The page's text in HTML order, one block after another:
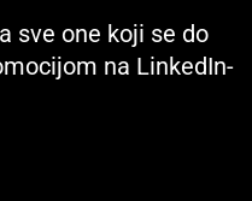
sve one koji se do
na LinkedIn-